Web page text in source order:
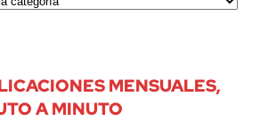
MENSUALES,
A MINUTO